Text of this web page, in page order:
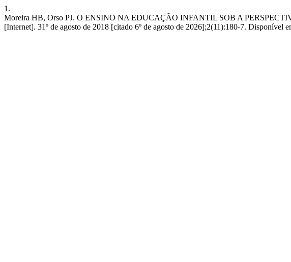
1.
Moreira HB, Orso PJ. O ENSINO NA EDUCAÇÃO INFANTIL SOB A
[Internet]. 31º de agosto de 2018 [citado 6º de agosto de 2026];2(11):180-7.